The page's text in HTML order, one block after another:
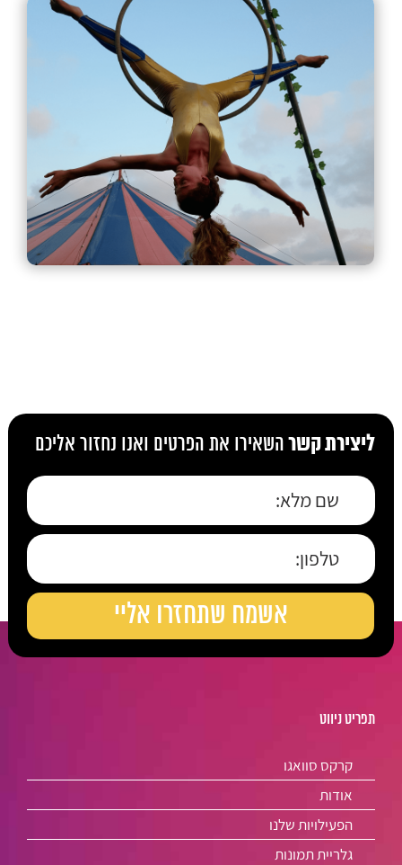
ליצירת קשרהשאירו את הפרטים ואנו נחזור אליכם
תפריט ניווט
קרקס סוואגו
אודות
הפעילויות שלנו
גלריית תמונות